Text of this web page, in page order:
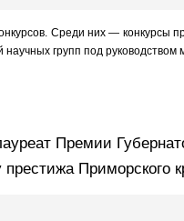
Среди них — конкурсы
групп под руководством
Премии
Приморского